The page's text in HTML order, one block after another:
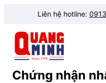
Liên hệ hotline:
Chứng nhận